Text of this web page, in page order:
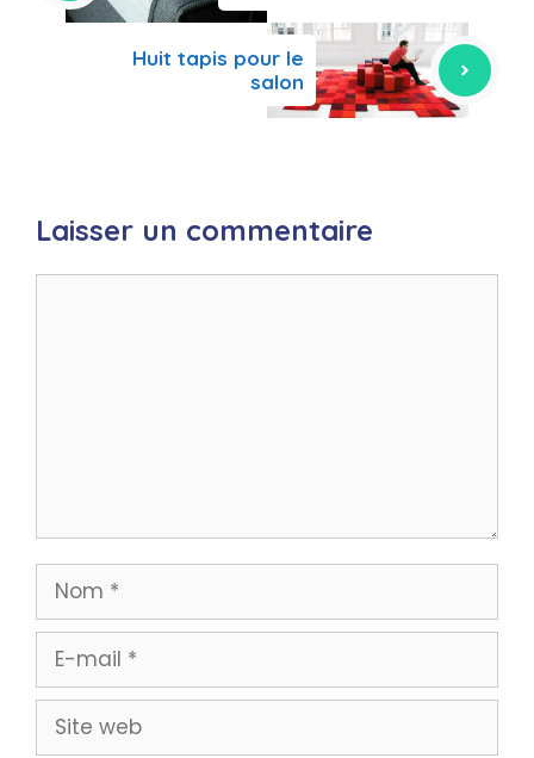
Huit tapis pour le
salon
Laisser un commentaire
Nom
mail
Site
web